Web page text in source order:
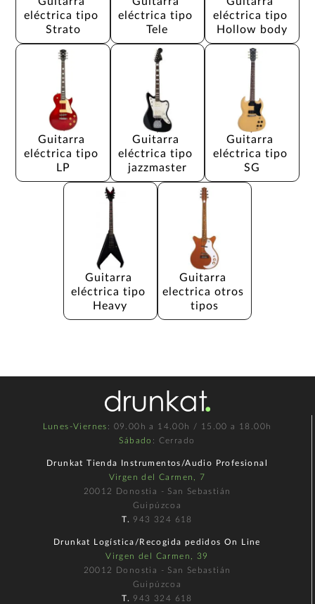
eléctrica tipo
Strato
eléctrica tipo
Tele
eléctrica tipo
Hollow body
Guitarra
eléctrica tipo
LP
Guitarra
eléctrica tipo
jazzmaster
Guitarra
eléctrica tipo
SG
Guitarra
eléctrica tipo
Heavy
Guitarra
electrica otros
tipos
Lunes-Viernes : 09.00h a 14.00h / 15.00 a 18.00h
Sábado : Cerrado
Drunkat Tienda Instrumentos/Audio Profesional
Virgen del Carmen, 7
20012 Donostia - San Sebastián
Guipúzcoa
T. 943 324 618
Drunkat Logística/Recogida pedidos On Line
Virgen del Carmen, 39
20012 Donostia - San Sebastián
Guipúzcoa
T. 943 324 618